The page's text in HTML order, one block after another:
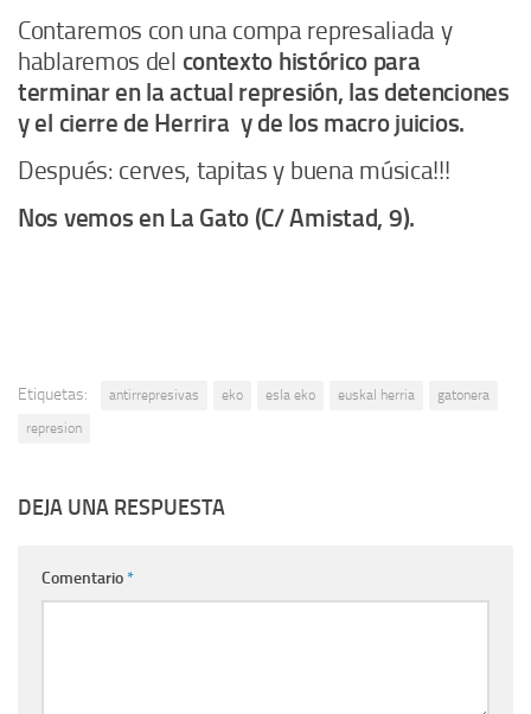
Contaremos con una compa represaliada y
hablaremos del contexto histórico para
terminar en la actual represión, las detenciones
y el cierre de Herrira y de los macro juicios.
Después: cerves, tapitas y buena música!!!
Nos vemos en La Gato (C/ Amistad, 9).
Etiquetas: antirrepresivas eko esla eko euskal herria
gatonera
represion
DEJA UNA RESPUESTA
Comentario*